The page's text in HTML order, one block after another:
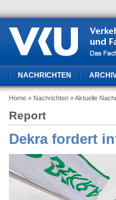
NACHRICHTEN
Home » Nachrichten » Aktuelle
Report
Dekra fordert